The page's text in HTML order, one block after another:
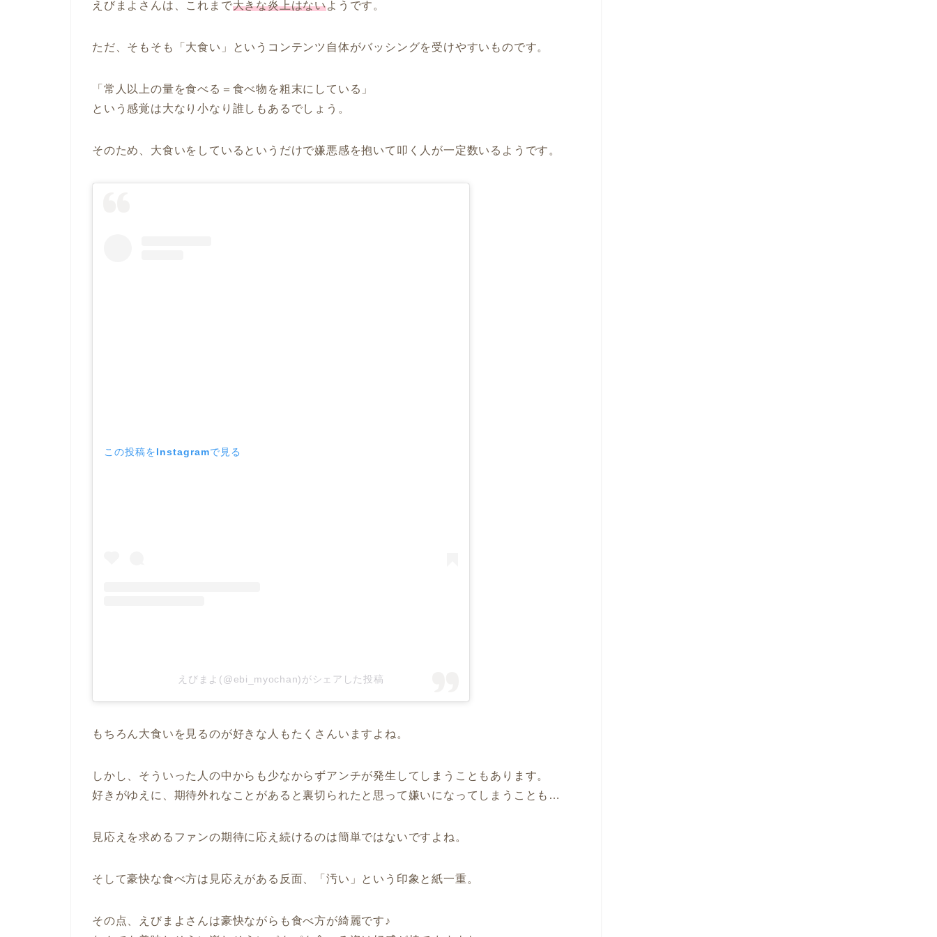
えびまよさんは、これまで大きな炎上はないようです。
ただ、そもそも「大食い」というコンテンツ自体がバッシングを受けやすいものです。
「常人以上の量を食べる＝食べ物を粗末にしている」
という感覚は大なり小なり誰しもあるでしょう。
そのため、大食いをしているというだけで嫌悪感を抱いて叩く人が一定数いるようです。
この投稿をInstagramで見る
えびまよ(@ebi_myochan)がシェアした投稿
もちろん大食いを見るのが好きな人もたくさんいますよね。
しかし、そういった人の中からも少なからずアンチが発生してしまうこともあります。
好きがゆえに、期待外れなことがあると裏切られたと思って嫌いになってしまうことも…
見応えを求めるファンの期待に応え続けるのは簡単ではないですよね。
そして豪快な食べ方は見応えがある反面、「汚い」という印象と紙一重。
その点、えびまよさんは豪快ながらも食べ方が綺麗です♪